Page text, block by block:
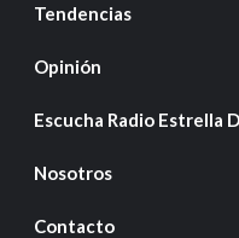
Tendencias
Opinión
Escucha Radio Estrella
Nosotros
Contacto